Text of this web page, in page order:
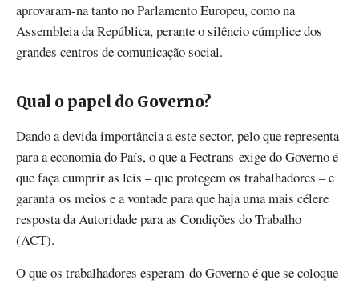
aprovaram-na tanto no Parlamento Europeu, como na
Assembleia da República, perante o silêncio cúmplice dos
grandes centros de comunicação social.
Qual o papel do Governo?
Dando a devida importância a este sector, pelo que representa
para a economia do País, o que a Fectrans exige do Governo é
que faça cumprir as leis – que protegem os trabalhadores – e
garanta os meios e a vontade para que haja uma mais célere
resposta da Autoridade para as Condições do Trabalho
(ACT).
O que os trabalhadores esperam do Governo é que se coloque